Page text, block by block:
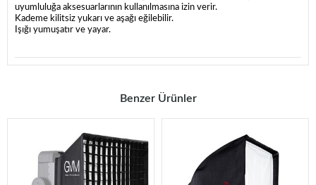
uyumluluğa aksesuarlarının kullanılmasına izin verir.
Kademe kilitsiz yukarı ve aşağı eğilebilir.
Işığı yumuşatır ve yayar.
Benzer Ürünler